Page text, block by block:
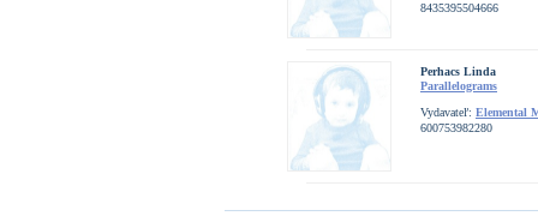
8435395504666
Perhacs Linda
Parallelograms
Vydavateľ: Elemental
600753982280